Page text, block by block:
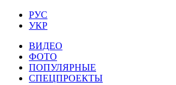
РУС
УКР
ВИДЕО
ФОТО
ПОПУЛЯРНЫЕ
СПЕЦПРОЕКТЫ